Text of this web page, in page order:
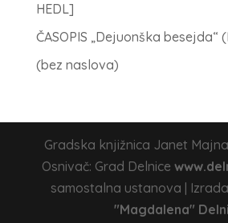
HEDL]
ČASOPIS „Dejuonška besejda“
(bez naslova)
Gradska knjižnica Janet
Osnivač: Grad Delnice
samostalna ustanova |
"Magdalena"